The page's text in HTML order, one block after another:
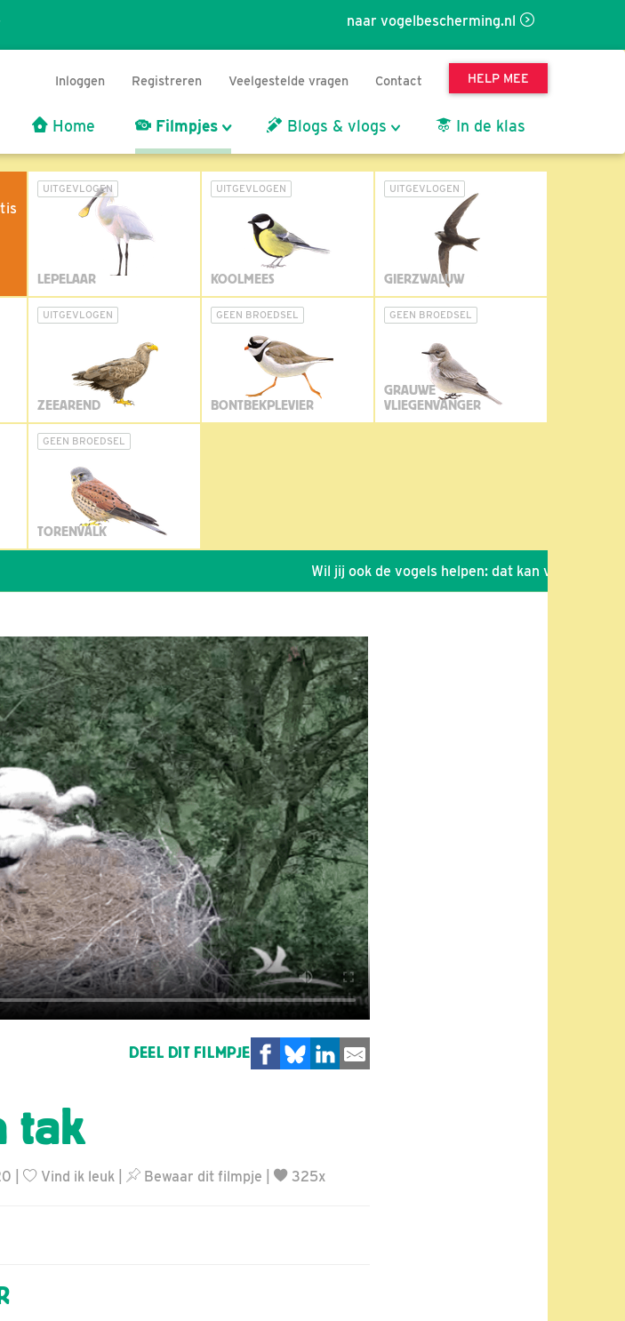
naar vogelbescherming.nl
Inloggen Registreren Veelgestelde vragen Contact HELP MEE
Home Filmpjes Blogs & vlogs In de klas
UITGEVLOGEN
LEPELAAR
UITGEVLOGEN
KOOLMEES
UITGEVLOGEN
GIERZWALUW
UITGEVLOGEN
ZEEAREND
GEEN BROEDSEL
BONTBEKPLEVIER
GEEN BROEDSEL
GRAUWE
VLIEGENVANGER
GEEN BROEDSEL
TORENVALK
Wil jij ook de vogels helpen: dat kan via de link!
DEEL DIT FILMPJE
tak
| Vind ik leuk Bewaar dit filmpje 325x